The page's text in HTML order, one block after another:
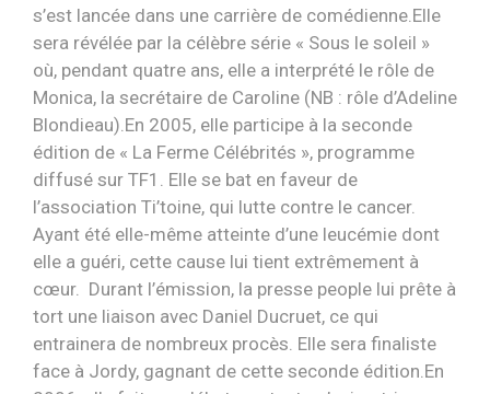
s’est lancée dans une carrière de comédienne.Elle
sera révélée par la célèbre série « Sous le soleil »
où, pendant quatre ans, elle a interprété le rôle de
Monica, la secrétaire de Caroline (NB : rôle d’Adeline
Blondieau).En 2005, elle participe à la seconde
édition de « La Ferme Célébrités », programme
diffusé sur TF1. Elle se bat en faveur de
l’association Ti’toine, qui lutte contre le cancer.
Ayant été elle-même atteinte d’une leucémie dont
elle a guéri, cette cause lui tient extrêmement à
cœur. Durant l’émission, la presse people lui prête à
tort une liaison avec Daniel Ducruet, ce qui
entrainera de nombreux procès. Elle sera finaliste
face à Jordy, gagnant de cette seconde édition.En